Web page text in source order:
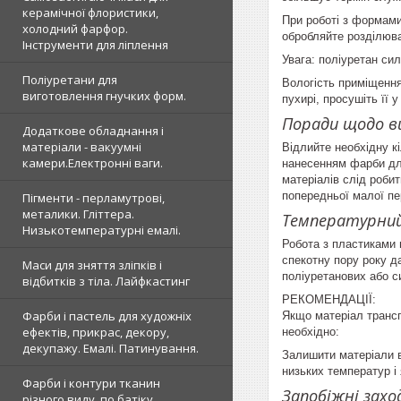
керамічної флористики,
холодний фарфор.
Інструменти для ліплення
Поліуретани для
виготовлення гнучких форм.
Додаткове обладнання і
матеріали - вакуумні
камери.Електронні ваги.
Пігменти - перламутрові,
металики. Гліттера.
Низькотемпературні емалі.
Маси для зняття зліпків і
відбитків з тіла. Лайфкастинг
Фарби і пастель для художніх
ефектів, прикрас, декору,
декупажу. Емалі. Патинування.
Фарби і контури тканин
При роботі з
обробляйте
Увага: поліуретан
Вологість
пухирі, просушіть її
Поради щодо
Відлийте необхідну
нанесенням фарби
матеріалів слід
попередньої малої
Робота з пластиками
спекотну пору року
поліуретанових або
РЕКОМЕНДАЦІЇ:
Якщо матеріал
необхідно:
Залишити матеріали
низьких температур
Запобіжні